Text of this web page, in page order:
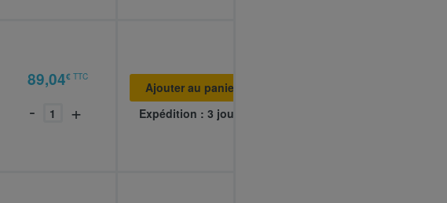
89,04€ TTC
- +
Ajouter au panier
Expédition : 3 jours